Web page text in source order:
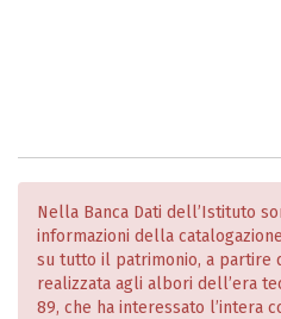
Nella Banca Dati dell’Istituto
informazioni della
su tutto il patrimonio, a partire
realizzata agli albori dell’era
89, che ha interessato l’intera